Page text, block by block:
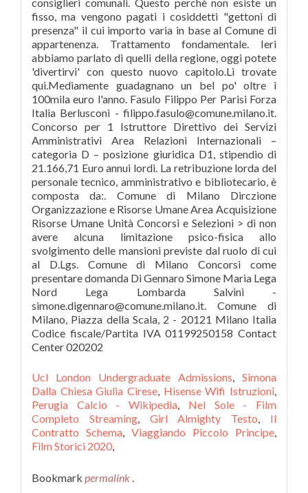
fisso, ma vengono pagati i cosiddetti "gettoni di
presenza" il cui importo varia in base al Comune di
appartenenza. Trattamento fondamentale. Ieri
abbiamo parlato di quelli della regione, oggi potete
'divertirvi' con questo nuovo capitolo.Li trovate
qui.Mediamente guadagnano un bel po' oltre i
100mila euro l'anno. Fasulo Filippo Per Parisi Forza
Italia Berlusconi - filippo.fasulo@comune.milano.it.
Concorso per 1 Istruttore Direttivo dei Servizi
Amministrativi Area Relazioni Internazionali –
categoria D – posizione giuridica D1, stipendio di
21.166,71 Euro annui lordi. La retribuzione lorda del
personale tecnico, amministrativo e bibliotecario, è
composta da:. Comune di Milano Dirczione
Organizzazione e Risorse Umane Area Acquisizione
Risorse Umane Unità Concorsi e Selezioni > di non
avere alcuna limitazione psico-fisica allo
svolgimento delle mansioni previste dal ruolo di cui
al D.Lgs. Comune di Milano Concorsi come
presentare domanda Di Gennaro Simone Maria Lega
Nord Lega Lombarda Salvini -
simone.digennaro@comune.milano.it. Comune di
Milano, Piazza della Scala, 2 - 20121 Milano Italia
Codice fiscale/Partita IVA 01199250158 Contact
Center 020202
Ucl London Undergraduate Admissions, Simona
Dalla Chiesa Giulia Cirese, Hisense Wifi Istruzioni,
Perugia Calcio - Wikipedia, Nel Sole - Film
Completo Streaming, Girl Almighty Testo, Il
Contratto Schema, Viaggiando Piccolo Principe,
Film Storici 2020,
Bookmark permalink .